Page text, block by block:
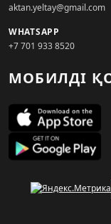
aktan.yeltay@gmail.com
WHATSAPP
+7 701 933 8520
МОБИЛДІ